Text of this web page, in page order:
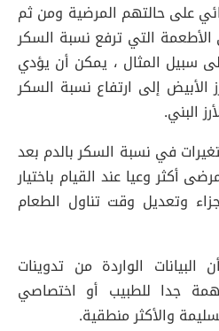
على حالتهم المرضية ومن ثم
التي ترفع نسبة السكر
سبيل المثال ، يمكن أن يؤدي
الأبيض إلى ارتفاع نسبة السكر
البني.
في نسبة السكر بالدم بعد
أكثر وعيا عند القيام باختيار
وتعديل وقت تناول الطعام
البيانات الواردة من تدوينات
جدا للطبيب أو اختصاصي
والأكثر منطقية.